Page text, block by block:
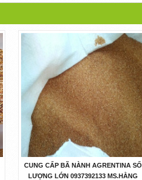
CUNG CẤP BÃ NÀNH AGRENTINA SỐ
LƯỢNG LỚN 0937392133 MS.HẰNG